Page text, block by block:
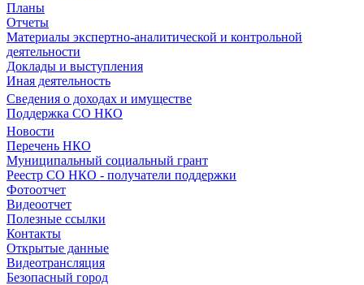
Планы
Отчеты
Материалы экспертно-аналитической и контрольной
деятельности
Доклады и выступления
Иная деятельность
Сведения о доходах и имуществе
Поддержка СО НКО
Новости
Перечень НКО
Муниципальный социальный грант
Реестр СО НКО - получатели поддержки
Фотоотчет
Видеоотчет
Полезные ссылки
Контакты
Открытые данные
Видеотрансляция
Безопасный город